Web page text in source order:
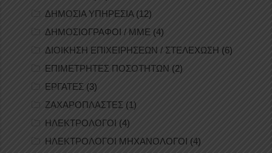
ΔΗΜΟΣΙΑ ΥΠΗΡΕΣΙΑ(12)
ΔΗΜΟΣΙΟΓΡΑΦΟΙ / ΜΜΕ (4)
ΔΙΟΙΚΗΣΗ ΕΠΙΧΕΙΡΗΣΕΩΝ / ΣΤΕΛΕΧΩΣΗ (6)
ΕΠΙΜΕΤΡΗΤΕΣ ΠΟΣΟΤΗΤΩΝ (2)
ΕΡΓΑΤΕΣ (3)
ΖΑΧΑΡΟΠΛΑΣΤΕΣ (1)
ΗΛΕΚΤΡΟΛΟΓΟΙ (4)
ΗΛΕΚΤΡΟΛΟΓΟΙ ΜΗΧΑΝΟΛΟΓΟΙ (4)